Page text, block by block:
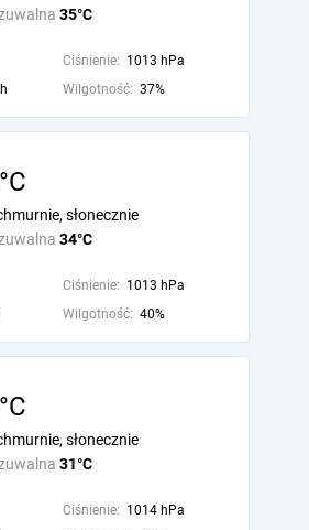
35°C
Ciśnienie: 1013 hPa
Wilgotność: 37%
34°C
słonecznie
Ciśnienie: 1013 hPa
Wilgotność: 40%
31°C
słonecznie
Ciśnienie: 1014 hPa